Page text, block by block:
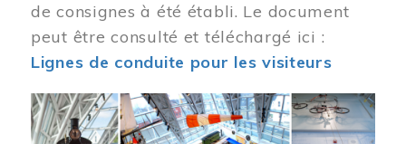
de consignes à été établi. Le document
peut être consulté et téléchargé ici :
Lignes de conduite pour les visiteurs
Image